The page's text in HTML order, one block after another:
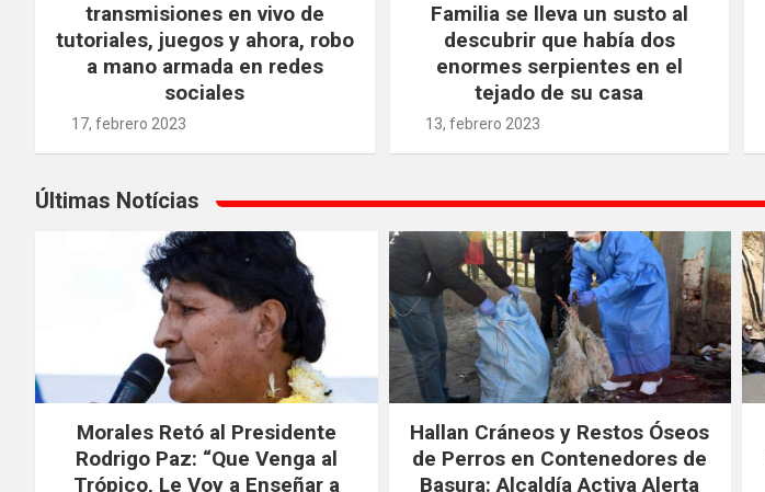
transmisiones en vivo de
tutoriales, juegos y ahora, robo
a mano armada en redes
sociales
17, febrero 2023
Familia se lleva un susto al
descubrir que había dos
enormes serpientes en el
tejado de su casa
13, febrero 2023
Últimas Notícias
Morales Retó al Presidente
Rodrigo Paz: “Que Venga al
Trópico, Le Voy a Enseñar a
Hallan Cráneos y Restos Óseos
de Perros en Contenedores de
Basura: Alcaldía Activa Alerta